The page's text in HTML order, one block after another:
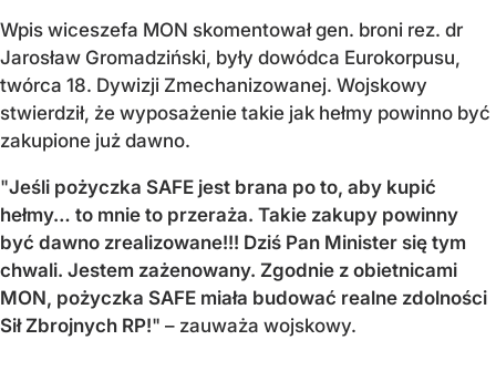
Wpis wiceszefa MON skomentował gen. broni rez. dr
Jarosław Gromadziński, były dowódca Eurokorpusu,
twórca 18. Dywizji Zmechanizowanej. Wojskowy
stwierdził, że wyposażenie takie jak hełmy powinno być
zakupione już dawno.
"Jeśli pożyczka SAFE jest brana po to, aby kupić
hełmy… to mnie to przeraża. Takie zakupy powinny
być dawno zrealizowane!!! Dziś Pan Minister się tym
chwali. Jestem zażenowany. Zgodnie z obietnicami
MON, pożyczka SAFE miała budować realne zdolności
Sił Zbrojnych RP!" – zauważa wojskowy.